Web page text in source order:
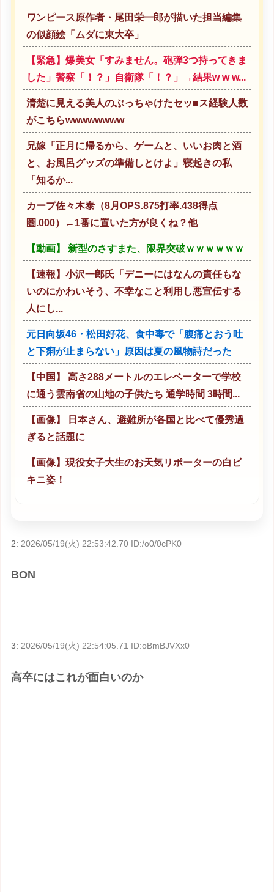
ワンピース原作者・尾田栄一郎が描いた担当編集
の似顔絵「ムダに東大卒」
【緊急】爆美女「すみません。砲弾3つ持ってきま
した」警察「！？」自衛隊「！？」→結果w w w...
清楚に見える美人のぶっちゃけたセッ■ス経験人数
がこちらwwwwwwww
兄嫁「正月に帰るから、ゲームと、いいお肉と酒
と、お風呂グッズの準備しとけよ」寝起きの私
「知るか...
カープ佐々木泰（8月OPS.875打率.438得点
圏.000）←1番に置いた方が良くね？他
【動画】 新型のさすまた、限界突破ｗｗｗｗｗｗ
【速報】小沢一郎氏「デニーにはなんの責任もな
いのにかわいそう、不幸なこと利用し悪宣伝する
人にし...
元日向坂46・松田好花、食中毒で「腹痛とおう吐
と下痢が止まらない」原因は夏の風物詩だった
【中国】 高さ288メートルのエレベーターで学校
に通う雲南省の山地の子供たち 通学時間 3時間...
【画像】 日本さん、避難所が各国と比べて優秀過
ぎると話題に
【画像】現役女子大生のお天気リポーターの白ビ
キニ姿！
2: 2026/05/19(火) 22:53:42.70 ID:/o0/0cPK0
BON
3:2026/05/19(火) 22:54:05.71 ID:oBmBJVXx0
高卒にはこれが面白いのか